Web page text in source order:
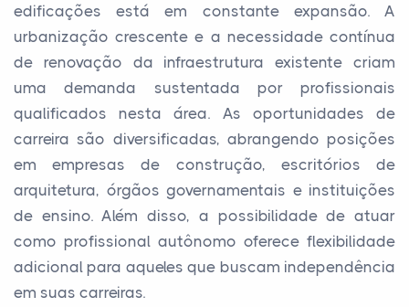
edificações está em constante expansão. A
urbanização crescente e a necessidade contínua
de renovação da infraestrutura existente criam
uma demanda sustentada por profissionais
qualificados nesta área. As oportunidades de
carreira são diversificadas, abrangendo posições
em empresas de construção, escritórios de
arquitetura, órgãos governamentais e instituições
de ensino. Além disso, a possibilidade de atuar
como profissional autônomo oferece flexibilidade
adicional para aqueles que buscam independência
em suas carreiras.